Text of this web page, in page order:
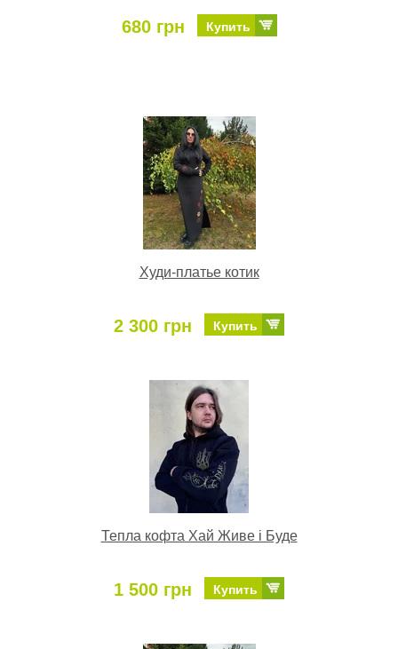
680 грн Купить
Худи-платье котик
2 300 грн Купить
Тепла кофта Хай Живе і Буде
1 500 грн Купить